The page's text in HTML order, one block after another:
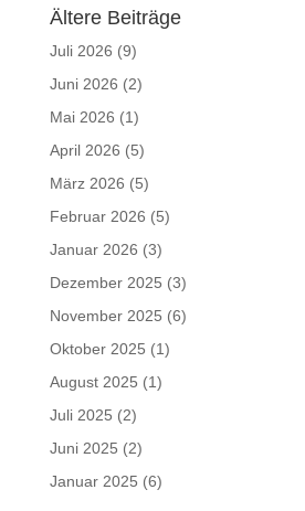
Ältere Beiträge
Juli 2026 (9)
Juni 2026 (2)
Mai 2026 (1)
April 2026 (5)
März 2026 (5)
Februar 2026 (5)
Januar 2026 (3)
Dezember 2025 (3)
November 2025 (6)
Oktober 2025 (1)
August 2025 (1)
Juli 2025 (2)
Juni 2025 (2)
Januar 2025 (6)